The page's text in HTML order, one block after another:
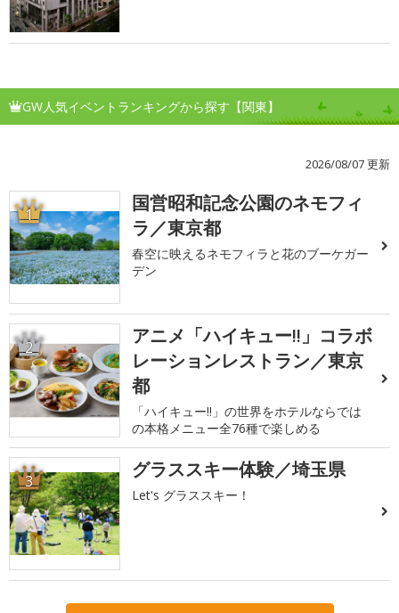
GW人気イベントランキングから探す【関東】
2026/08/07 更新
1
国営昭和記念公園のネモフィ
ラ／東京都
春空に映えるネモフィラと花のブーケガー
デン
2
アニメ「ハイキュー!!」コラボ
レーションレストラン／東京
都
「ハイキュー!!」の世界をホテルならでは
の本格メニュー全76種で楽しめる
3 グラススキー体験／埼玉県
Let's グラススキー！